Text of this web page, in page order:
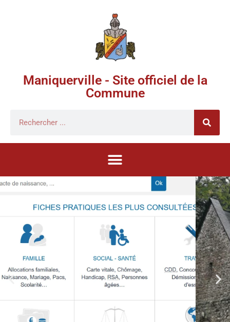
Maniquerville - Site officiel de la
Commune